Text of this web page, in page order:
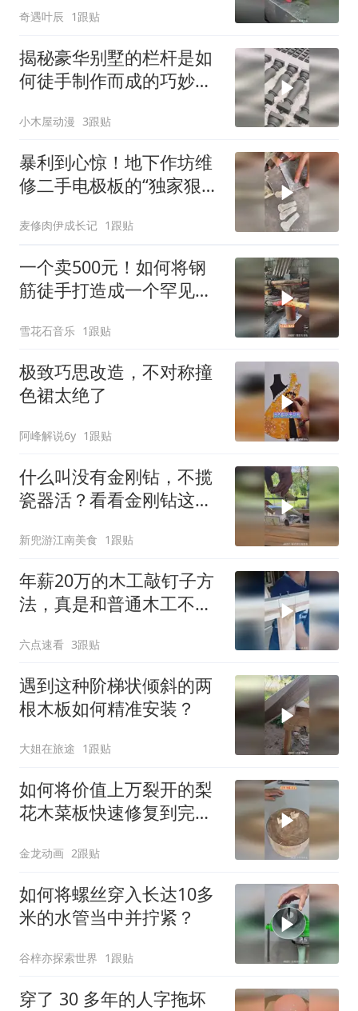
奇遇叶辰 1跟贴
揭秘豪华别墅的栏杆是如
何徒手制作而成的巧妙技
小木屋动漫 3跟贴
暴利到心惊！地下作坊维
修二手电极板的“独家狠
麦修肉伊成长记 1跟贴
一个卖500元！如何将钢
筋徒手打造成一个罕见的
雪花石音乐 1跟贴
极致巧思改造，不对称撞
色裙太绝了
阿峰解说6y 1跟贴
什么叫没有金刚钻，不揽
瓷器活？看看金刚钻这恐
新兜游江南美食 1跟贴
年薪20万的木工敲钉子方
法，真是和普通木工不一
六点速看 3跟贴
遇到这种阶梯状倾斜的两
根木板如何精准安装？
大姐在旅途 1跟贴
如何将价值上万裂开的梨
花木菜板快速修复到完美
金龙动画 2跟贴
如何将螺丝穿入长达10多
米的水管当中并拧紧？
谷梓亦探索世界 1跟贴
穿了 30 多年的人字拖坏